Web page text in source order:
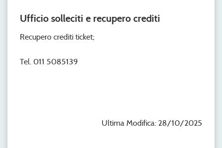
Ufficio solleciti e recupero crediti
Recupero crediti ticket;
Tel. 011 5085139
Ultima Modifica: 28/10/2025